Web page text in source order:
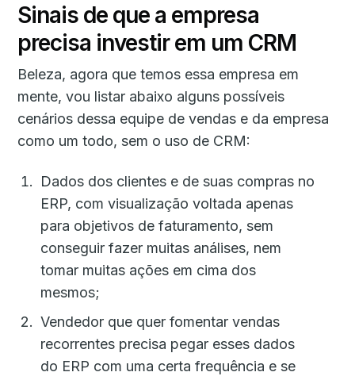
Sinais de que a empresa
precisa investir em um CRM
Beleza, agora que temos essa empresa em
mente, vou listar abaixo alguns possíveis
cenários dessa equipe de vendas e da empresa
como um todo, sem o uso de CRM:
Dados dos clientes e de suas compras no
ERP, com visualização voltada apenas
para objetivos de faturamento, sem
conseguir fazer muitas análises, nem
tomar muitas ações em cima dos
mesmos;
Vendedor que quer fomentar vendas
recorrentes precisa pegar esses dados
do ERP com uma certa frequência e se